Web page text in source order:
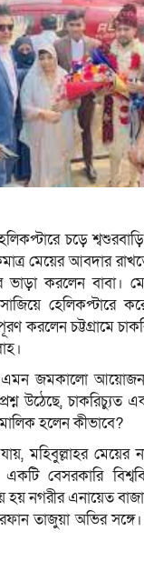
চড়ে
মেয়ের আবদার
করলেন বাবা।
হেলিকপ্টারে
করলেন চট্টগ্রামে
এমন জমকালো আয়োজন
উঠেছে, চাকরিচ্যুত
হলেন কীভাবে?
মহিবুল্লাহর মেয়ের
একটি বেসরকারি
নগরীর এনায়েত
তাজুয়া অভির